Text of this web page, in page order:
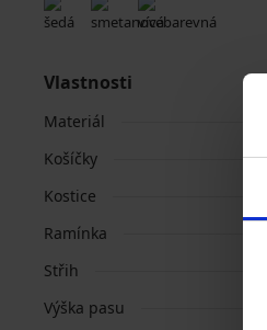
Vlastnosti
Materiál
Košíčky
Kostice
Ramínka
Střih
Výška pasu